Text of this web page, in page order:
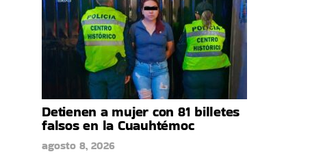
Detienen a mujer con 81 billetes
falsos en la Cuauhtémoc
agosto 8, 2026